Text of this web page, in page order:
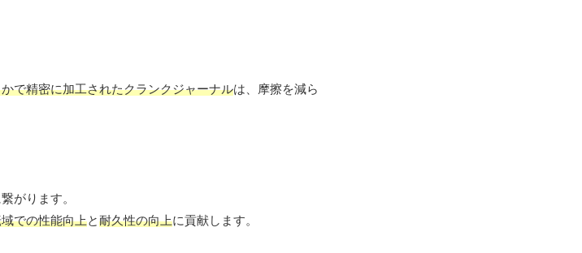
で精密に加工されたクランクジャーナルは、摩擦を減ら
がります。
での性能向上と耐久性の向上に貢献します。